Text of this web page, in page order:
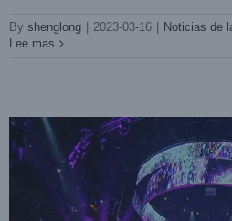
By shenglong 2023-03-16 Noticias de
Lee mas
Estación de televisión Noticias